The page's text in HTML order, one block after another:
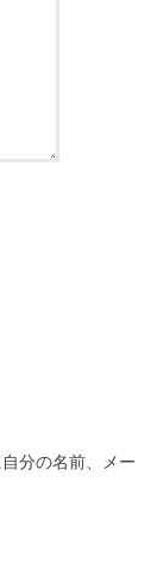
分の名前、メー